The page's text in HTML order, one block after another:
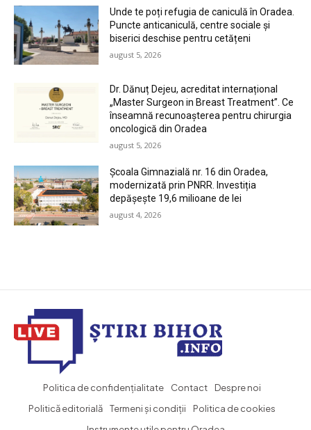
Unde te poți refugia de caniculă în Oradea.
Puncte anticaniculă, centre sociale și
biserici deschise pentru cetățeni
august 5, 2026
Dr. Dănuț Dejeu, acreditat internațional
„Master Surgeon in Breast Treatment”. Ce
înseamnă recunoașterea pentru chirurgia
oncologică din Oradea
august 5, 2026
Școala Gimnazială nr. 16 din Oradea,
modernizată prin PNRR. Investiția
depășește 19,6 milioane de lei
august 4, 2026
Politica de confidențialitate Contact
Despre noi
Politică editorială
Termeni și condiții
Politica de cookies